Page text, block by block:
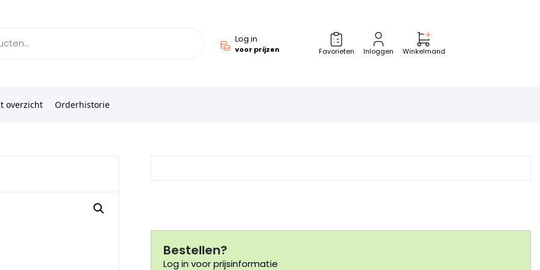
Log in
voor prijzen Favorieten Inloggen Winkelmand
overzicht Orderhistorie
Bestellen?
Log in voor prijsinformatie